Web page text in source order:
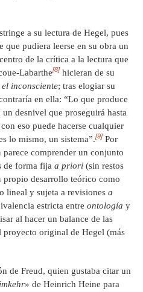
a su lectura de Hegel, pues
que pudiera leerse en su obra un
de la crítica a la lectura que
Labarthe[8] hicieran de su
inconsciente; tras elogiar su
en ella: “Lo que produce
desnivel que proseguirá hasta
eso puede hacerse cualquier
lo mismo, un sistema”.[9] Por
parece comprender un conjunto
de forma fija a priori (sin restos
desarrollo teórico como
lineal y sujeta a revisiones a
estricta entre ontología y
al hacer un balance de las
proyecto original de Hegel (más
de Freud, quien gustaba citar un
» de Heinrich Heine para